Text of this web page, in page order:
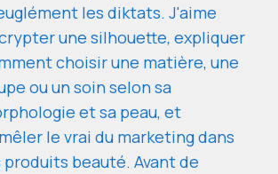
les diktats. J'aime
une silhouette, expliquer
choisir une matière, une
ou un soin selon sa
et sa peau, et
le vrai du marketing dans
produits beauté. Avant de